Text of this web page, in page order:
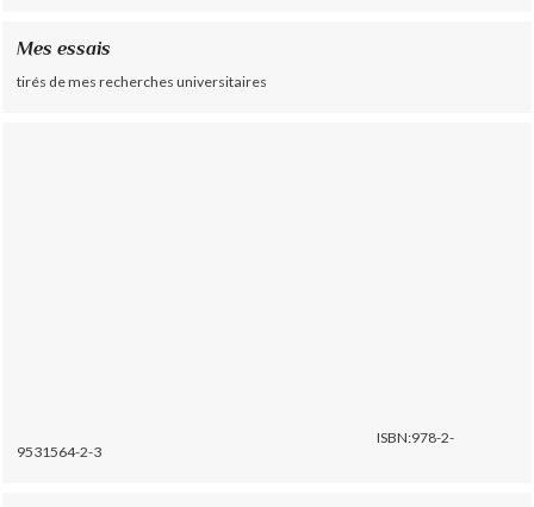
Mes essais
tirés de mes recherches universitaires
ISBN:978-2-
9531564-2-3